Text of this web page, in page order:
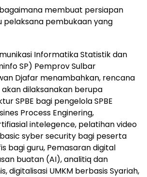
membuat persiapan
pelaksana pembukaan yang
Informatika Statistik dan
SP) Pemprov Sulbar
Djafar menambahkan, rencana
dilaksanakan berupa
SPBE bagi pengelola SPBE
Process Enginering,
intelegence, pelatihan video
syber security bagi peserta
bagi guru, Pemasaran digital
buatan (AI), analitiq dan
digitalisasi UMKM berbasis Syariah,